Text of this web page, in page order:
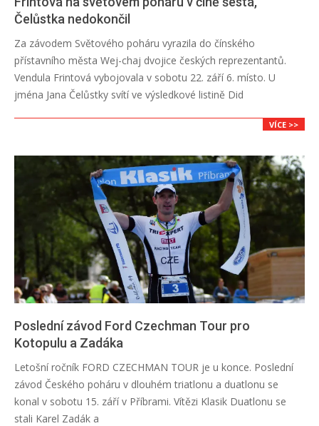
Čelůstka nedokončil
22
Za závodem Světového poháru vyrazila do čínského
přístavního města Wej-chaj dvojice českých reprezentantů.
Vendula Frintová vybojovala v sobotu 22. září 6. místo. U
jména Jana Čelůstky svítí ve výsledkové listině Did
VÍCE >>
Poslední závod Ford Czechman Tour pro
Kotopulu a Zadáka
Letošní ročník FORD CZECHMAN TOUR je u konce. Poslední
závod Českého poháru v dlouhém triatlonu a duatlonu se
konal v sobotu 15. září v Příbrami. Vítězi Klasik Duatlonu se
stali Karel Zadák a